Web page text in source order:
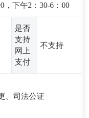
，下午2：30-6：00
是否
支持
网上
支付
不支持
、司法公证